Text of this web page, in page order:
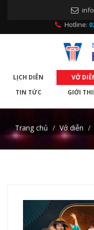
Hotline:
LỊCH DIỄN VỞ
TIN TỨC
GIỚI
Trang chủ Vở diễn